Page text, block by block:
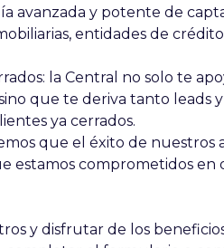
avanzada y potente de
entidades de
la Central no solo te
que te deriva tanto leads
ya cerrados.
que el éxito de nuestros
estamos comprometidos en
y disfrutar de los